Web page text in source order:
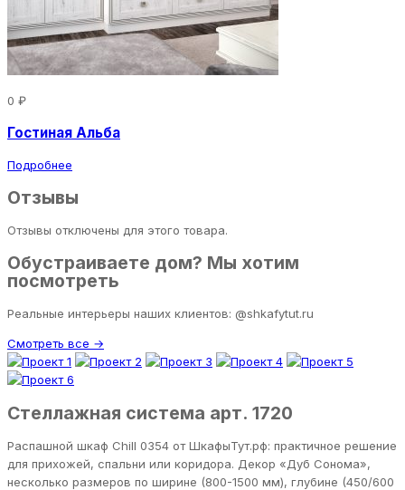
0 ₽
Гостиная Альба
Подробнее
Отзывы
Отзывы отключены для этого товара.
Обустраиваете дом? Мы хотим
посмотреть
Реальные интерьеры наших клиентов: @shkafytut.ru
Смотреть все →
Стеллажная система арт. 1720
Распашной шкаф Chill 0354 от ШкафыТут.рф: практичное решение
для прихожей, спальни или коридора. Декор «Дуб Сонома»,
несколько размеров по ширине (800-1500 мм), глубине (450/600